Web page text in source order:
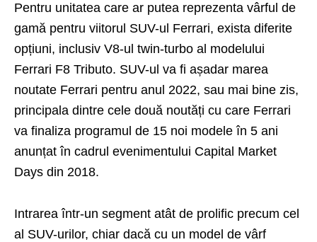
Pentru unitatea care ar putea reprezenta vârful de
gamă pentru viitorul SUV-ul Ferrari, exista diferite
opțiuni, inclusiv V8-ul twin-turbo al modelului
Ferrari F8 Tributo. SUV-ul va fi așadar marea
noutate Ferrari pentru anul 2022, sau mai bine zis,
principala dintre cele două noutăți cu care Ferrari
va finaliza programul de 15 noi modele în 5 ani
anunțat în cadrul evenimentului Capital Market
Days din 2018.
Intrarea într-un segment atât de prolific precum cel
al SUV-urilor, chiar dacă cu un model de vârf